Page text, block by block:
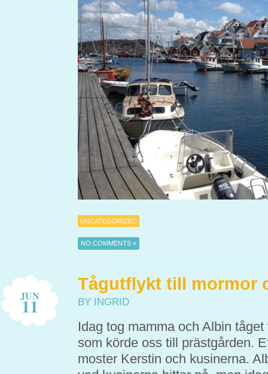
UNCATEGORIZED
NO COMMENTS »
JUN
11
Tågutflykt till mormor
BY INGRID
Idag tog mamma och Albin
som körde oss till prästgården.
moster Kerstin och kusinerna.